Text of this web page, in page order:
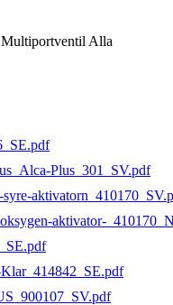
Multiportventil Alla
Plus_301_SV.pdf
aktivator-